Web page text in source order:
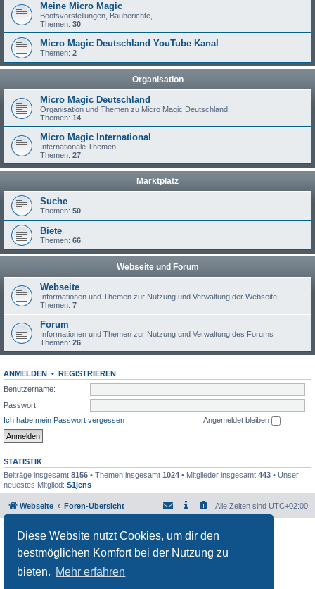
Diese Website nutzt Cookies, um dir den
bestmöglichen Komfort bei der Nutzung zu
bieten. Mehr erfahren
Meine Micro Magic
Bootsvorstellungen, Bauberichte, ...
Themen: 30
Micro Magic Deutschland YouTube Kanal
Themen: 2
Organisation
Micro Magic Deutschland
Organisation und Themen zu Micro Magic Deutschland
Themen: 14
Micro Magic International
Internationale Themen
Themen: 27
Marktplatz
Suche
Themen: 50
Biete
Themen: 66
Webseite und Forum
Webseite
Informationen und Themen zur Nutzung und Verwaltung der Webseite
Themen: 7
Forum
Informationen und Themen zur Nutzung und Verwaltung des Forums
Themen: 26
ANMELDEN •
REGISTRIEREN
Benutzername:
Passwort:
Ich habe mein Passwort vergessen
Angemeldet bleiben
STATISTIK
Beiträge insgesamt 8156 • Themen insgesamt 1024 • Mitglieder insgesamt 443 • Unser
neuestes Mitglied: S1jens
Webseite Foren-Übersicht Alle Zeiten sind UTC+02:00
Powered by phpBB
® Forum Software © phpBB Limited
Datenschutz|Nutzungsbedingungen